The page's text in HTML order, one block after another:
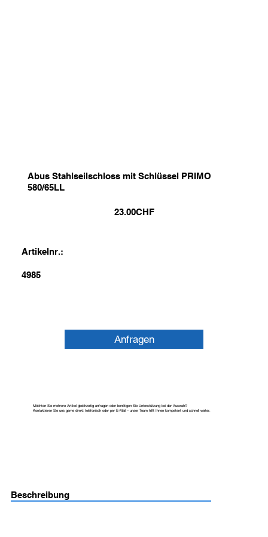
Abus Stahlseilschloss mit Schlüssel PRIMO
580/65LL
23.00CHF
Artikelnr.:
4985
Anfragen
Möchten Sie mehrere Artikel gleichzeitig anfragen oder benötigen Sie Unterstützung bei der Auswahl?
Kontaktieren Sie uns gerne direkt telefonisch oder per E-Mail – unser Team hilft Ihnen kompetent und schnell weiter.
Beschreibung